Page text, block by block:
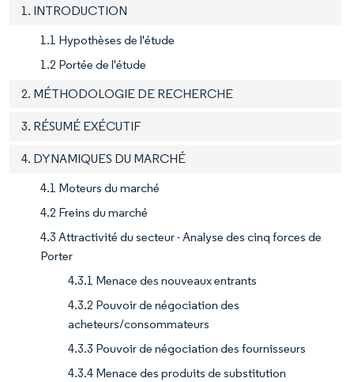
1. INTRODUCTION
1.1 Hypothèses de l'étude
1.2 Portée de l'étude
2. MÉTHODOLOGIE DE RECHERCHE
3. RÉSUMÉ EXÉCUTIF
4. DYNAMIQUES DU MARCHÉ
4.1 Moteurs du marché
4.2 Freins du marché
4.3 Attractivité du secteur - Analyse des cinq forces de
Porter
4.3.1 Menace des nouveaux entrants
4.3.2 Pouvoir de négociation des
acheteurs/consommateurs
4.3.3 Pouvoir de négociation des fournisseurs
4.3.4 Menace des produits de substitution